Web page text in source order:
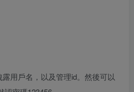
用戶名，以及管理id。然後可以